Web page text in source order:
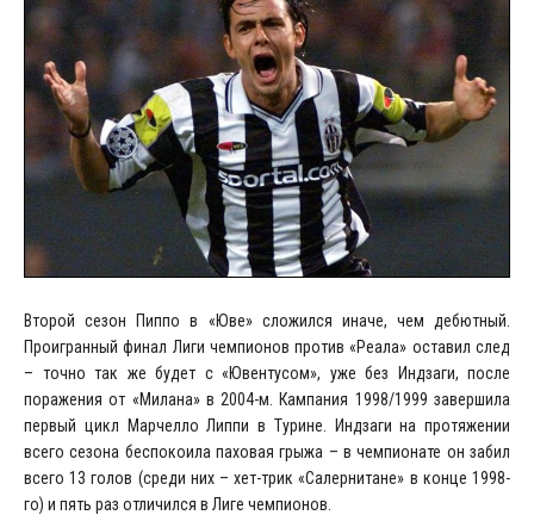
Второй сезон Пиппо в «Юве» сложился иначе, чем дебютный.
Проигранный финал Лиги чемпионов против «Реала» оставил след
– точно так же будет с «Ювентусом», уже без Индзаги, после
поражения от «Милана» в 2004-м. Кампания 1998/1999 завершила
первый цикл Марчелло Липпи в Турине. Индзаги на протяжении
всего сезона беспокоила паховая грыжа – в чемпионате он забил
всего 13 голов (среди них – хет-трик «Салернитане» в конце 1998-
го) и пять раз отличился в Лиге чемпионов.